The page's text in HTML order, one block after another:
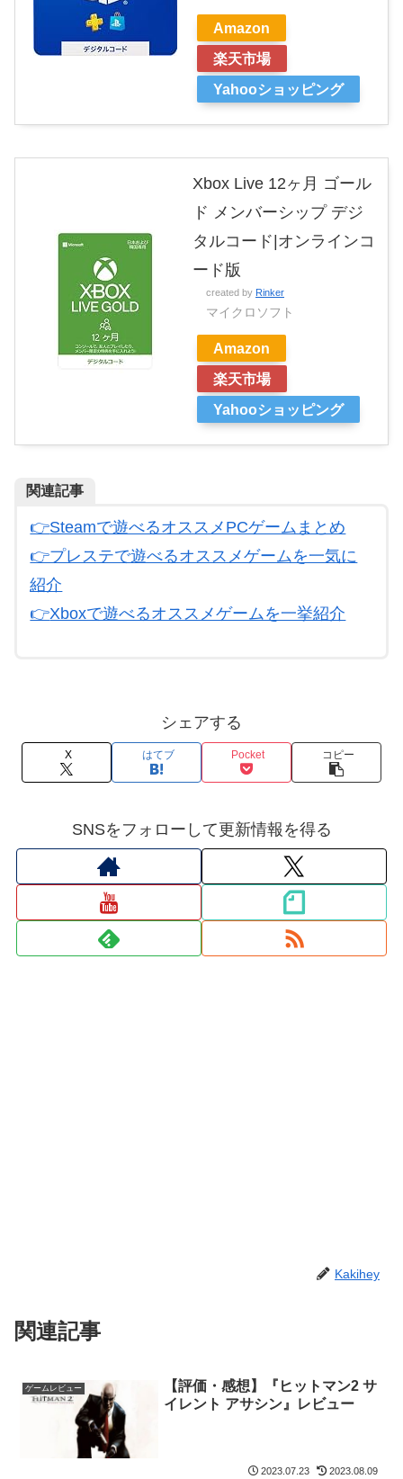
Amazon
楽天市場
Yahooショッピング
Xbox Live 12ヶ月 ゴール
ド メンバーシップ デジ
タルコード|オンラインコ
ード版
created by Rinker
マイクロソフト
Amazon
楽天市場
Yahooショッピング
関連記事
👉Steamで遊べるオススメPCゲームまとめ
👉プレステで遊べるオススメゲームを一気に
紹介
👉Xboxで遊べるオススメゲームを一挙紹介
シェアする
X はてブ Pocket コピー
SNSをフォローして更新情報を得る
Kakihey
関連記事
ゲームレビュー
【評価・感想】『ヒットマン2 サ
イレント アサシン』レビュー
2023.07.23 2023.08.09